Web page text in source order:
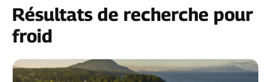
Résultats de recherche pour
froid